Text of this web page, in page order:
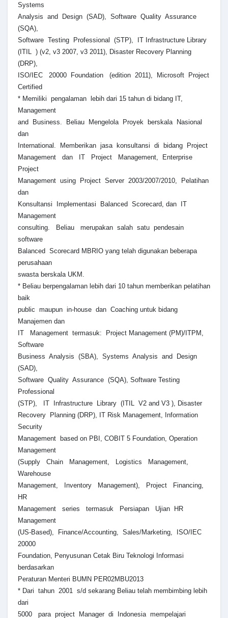
Systems
Analysis and Design (SAD), Software Quality Assurance
(SQA),
Software Testing Professional (STP), IT Infrastructure Library
(ITIL ) (v2, v3 2007, v3 2011), Disaster Recovery Planning
(DRP),
ISO/IEC 20000 Foundation (edition 2011), Microsoft Project
Certified
* Memiliki pengalaman lebih dari 15 tahun di bidang IT,
Management
and Business. Beliau Mengelola Proyek berskala Nasional
dan
International. Memberikan jasa konsultansi di bidang Project
Management dan IT Project Management, Enterprise
Project
Management using Project Server 2003/2007/2010, Pelatihan
dan
Konsultansi Implementasi Balanced Scorecard, dan IT
Management
consulting. Beliau merupakan salah satu pendesain
software
Balanced Scorecard MBRIO yang telah digunakan beberapa
perusahaan
swasta berskala UKM.
* Beliau berpengalaman lebih dari 10 tahun memberikan pelatihan
baik
public maupun in-house dan Coaching untuk bidang
Manajemen dan
IT Management termasuk: Project Management (PM)/ITPM,
Software
Business Analysis (SBA), Systems Analysis and Design
(SAD),
Software Quality Assurance (SQA), Software Testing
Professional
(STP), IT Infrastructure Library (ITIL V2 and V3 ), Disaster
Recovery Planning (DRP), IT Risk Management, Information
Security
Management based on PBI, COBIT 5 Foundation, Operation
Management
(Supply Chain Management, Logistics Management,
Warehouse
Management, Inventory Management), Project Financing,
HR
Management series termasuk Persiapan Ujian HR
Management
(US-Based), Finance/Accounting, Sales/Marketing, ISO/IEC
20000
Foundation, Penyusunan Cetak Biru Teknologi Informasi
berdasarkan
Peraturan Menteri BUMN PER02MBU2013
* Dari tahun 2001 s/d sekarang Beliau telah membimbing lebih
dari
5000 para project Manager di Indonesia mempelajari